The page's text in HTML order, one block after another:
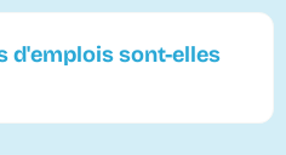
d'emplois sont-elles